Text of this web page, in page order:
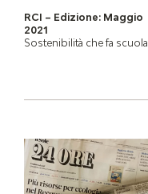
RCI – Edizione: Maggio
2021
Sostenibilità che fa scuola